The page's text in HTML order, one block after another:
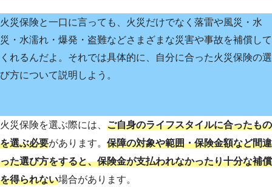
火災保険と一口に言っても、火災だけでなく落雷や風災・水
災・水濡れ・爆発・盗難などさまざまな災害や事故を補償して
くれるんだよ。それでは具体的に、自分に合った火災保険の選
び方について説明しよう。
火災保険を選ぶ際には、 ご自身のライフスタイルに合ったもの
を選ぶ必要があります。 保障の対象や範囲・保険金額など間違
った選び方をすると、保険金が支払われなかったり十分な補償
を得られない場合があります。